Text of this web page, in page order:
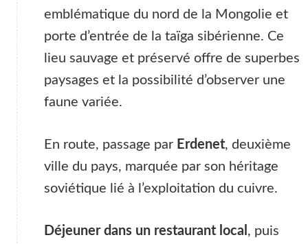
emblématique du nord de la Mongolie et
porte d’entrée de la taïga sibérienne. Ce
lieu sauvage et préservé offre de superbes
paysages et la possibilité d’observer une
faune variée.
En route, passage par Erdenet, deuxième
ville du pays, marquée par son héritage
soviétique lié à l’exploitation du cuivre.
Déjeuner dans un restaurant local , puis